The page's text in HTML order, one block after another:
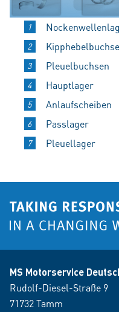
Pleuelbuchsen
Hauptlager
Anlaufscheiben
Passlager
Pleuellager
MS Motorservice
Rudolf-Diesel-Straße 9
71732 Tamm